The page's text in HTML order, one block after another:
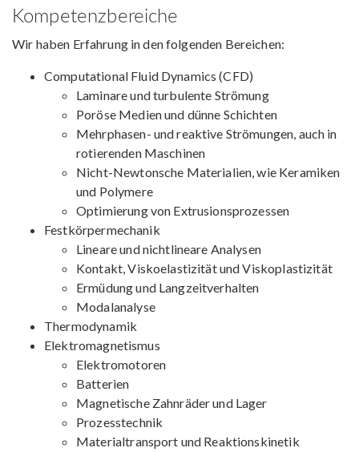
Kompetenzbereiche
Wir haben Erfahrung in den folgenden Bereichen:
Computational Fluid Dynamics (CFD)
Laminare und turbulente Strömung
Poröse Medien und dünne Schichten
Mehrphasen- und reaktive Strömungen, auch in
rotierenden Maschinen
Nicht-Newtonsche Materialien, wie Keramiken
und Polymere
Optimierung von Extrusionsprozessen
Festkörpermechanik
Lineare und nichtlineare Analysen
Kontakt, Viskoelastizität und Viskoplastizität
Ermüdung und Langzeitverhalten
Modalanalyse
Thermodynamik
Elektromagnetismus
Elektromotoren
Batterien
Magnetische Zahnräder und Lager
Prozesstechnik
Materialtransport und Reaktionskinetik